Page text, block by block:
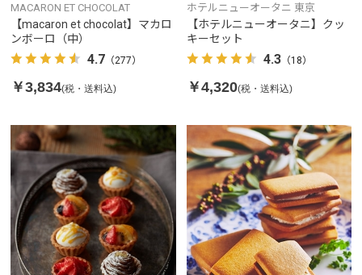
MACARON ET CHOCOLAT
【macaron et chocolat】マカロ
ンボーロ（中）
4.7 （277）
￥3,834(税・送料込)
ホテルニューオータニ 東京
【ホテルニューオータニ】クッ
キーセット
4.3（18）
￥4,320(税・送料込)